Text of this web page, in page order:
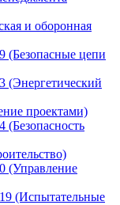
и оборонная
цепи
проектами)
(Испытательные